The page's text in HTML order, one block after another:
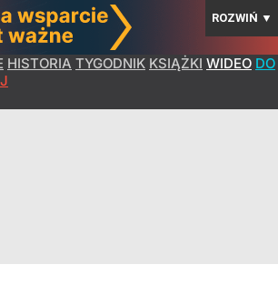
ROZWIŃ ▼
HISTORIA TYGODNIK KSIĄŻKI WIDEO DO